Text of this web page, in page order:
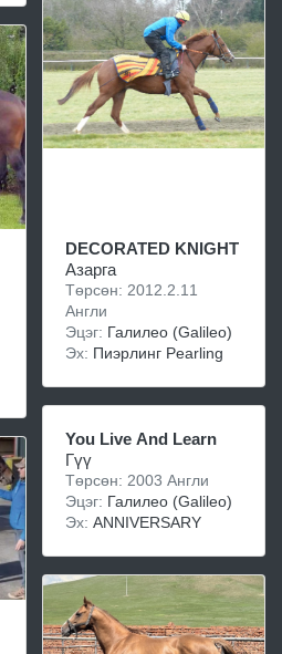
DECORATED KNIGHT
Азарга
Төрсөн: 2012.2.11
Англи
Эцэг: Галилео (Galileo)
Эх: Пиэрлинг Pearling
You Live And Learn
Гүү
Төрсөн: 2003 Англи
Эцэг: Галилео (Galileo)
Эх: ANNIVERSARY